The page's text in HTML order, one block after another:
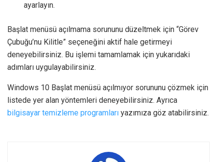
ayarlayın.
Başlat menüsü açılmama sorununu düzeltmek için “Görev
Çubuğu’nu Kilitle” seçeneğini aktif hale getirmeyi
deneyebilirsiniz. Bu işlemi tamamlamak için yukarıdaki
adımları uygulayabilirsiniz.
Windows 10 Başlat menüsü açılmıyor sorununu çözmek için
listede yer alan yöntemleri deneyebilirsiniz. Ayrıca
bilgisayar temizleme programları yazımıza göz atabilirsiniz.